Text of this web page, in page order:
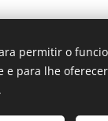
permitir o
e para lhe